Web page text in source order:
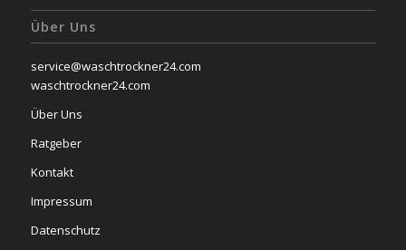
Über Uns
service@waschtrockner24.com
waschtrockner24.com
Über Uns
Ratgeber
Kontakt
Impressum
Datenschutz